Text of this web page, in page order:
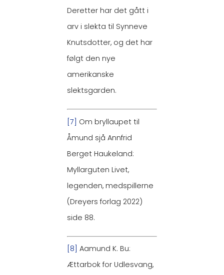
Deretter har det gått i
arv i slekta til Synneve
Knutsdotter, og det har
følgt den nye
amerikanske
slektsgarden.
[7] Om bryllaupet til
Åmund sjå Annfrid
Berget Haukeland:
Myllarguten Livet,
legenden, medspillerne
(Dreyers forlag 2022)
side 88.
[8] Aamund K. Bu:
Ættarbok for Udlesvang,